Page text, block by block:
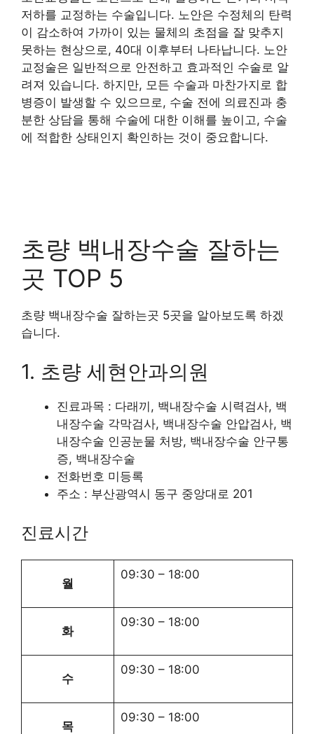
저하를 교정하는 수술입니다. 노안은 수정체의 탄력
이 감소하여 가까이 있는 물체의 초점을 잘 맞추지
못하는 현상으로, 40대 이후부터 나타납니다. 노안
교정술은 일반적으로 안전하고 효과적인 수술로 알
려져 있습니다. 하지만, 모든 수술과 마찬가지로 합
병증이 발생할 수 있으므로, 수술 전에 의료진과 충
분한 상담을 통해 수술에 대한 이해를 높이고, 수술
에 적합한 상태인지 확인하는 것이 중요합니다.
초량 백내장수술 잘하는
곳 TOP 5
초량 백내장수술 잘하는곳 5곳을 알아보도록 하겠
습니다.
1. 초량 세현안과의원
진료과목 : 다래끼, 백내장수술 시력검사, 백
내장수술 각막검사, 백내장수술 안압검사, 백
내장수술 인공눈물 처방, 백내장수술 안구통
증, 백내장수술
전화번호 미등록
주소 : 부산광역시 동구 중앙대로 201
진료시간
월
09:30 – 18:00
화
09:30 – 18:00
수
09:30 – 18:00
목
09:30 – 18:00